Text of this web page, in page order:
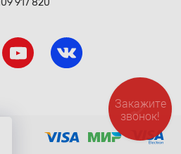
Закажите
звонок!